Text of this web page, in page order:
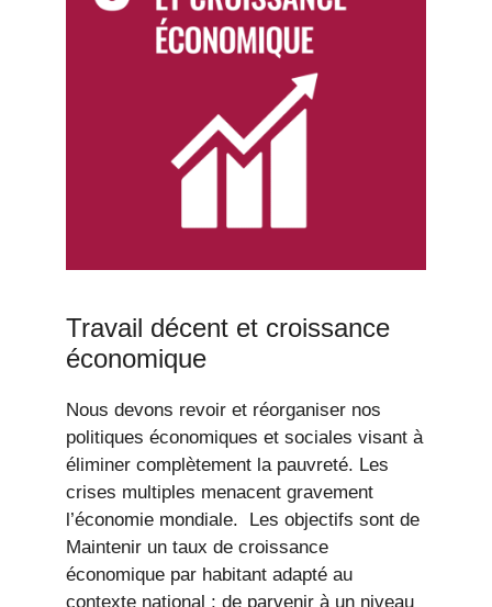
Travail décent et croissance
économique
Nous devons revoir et réorganiser nos
politiques économiques et sociales visant à
éliminer complètement la pauvreté. Les
crises multiples menacent gravement
l’économie mondiale. Les objectifs sont de
Maintenir un taux de croissance
économique par habitant adapté au
contexte national ; de parvenir à un niveau